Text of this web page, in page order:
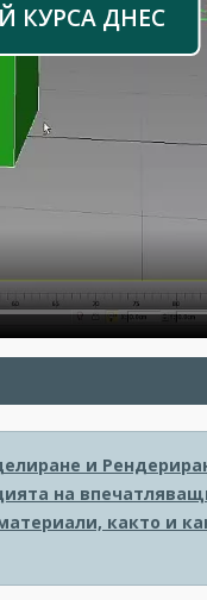
КУРСА ДНЕС
и
на
както и